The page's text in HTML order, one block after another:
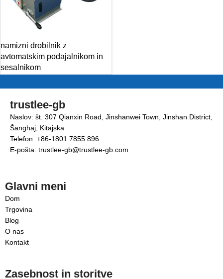
namizni drobilnik z
avtomatskim podajalnikom in
sesalnikom
trustlee-gb
Naslov: št. 307 Qianxin Road, Jinshanwei Town, Jinshan District,
Šanghaj, Kitajska
Telefon: +86-1801 7855 896
E-pošta: trustlee-gb@trustlee-gb.com
Glavni meni
Dom
Trgovina
Blog
O nas
Kontakt
Zasebnost in storitve